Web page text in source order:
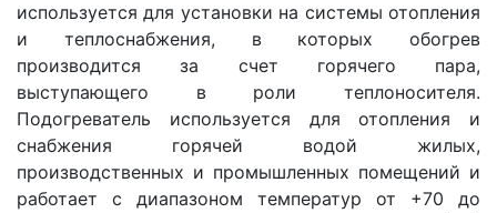
используется для установки на системы отопления
и теплоснабжения, в которых обогрев
производится за счет горячего пара,
выступающего в роли теплоносителя.
Подогреватель используется для отопления и
снабжения горячей водой жилых,
производственных и промышленных помещений и
работает с диапазоном температур от +70 до